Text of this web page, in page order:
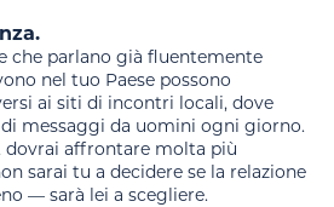
che parlano già fluentemente
nel tuo Paese possono
ai siti di incontri locali, dove
messaggi da uomini ogni giorno.
dovrai affrontare molta più
sarai tu a decidere se la relazione
— sarà lei a scegliere.